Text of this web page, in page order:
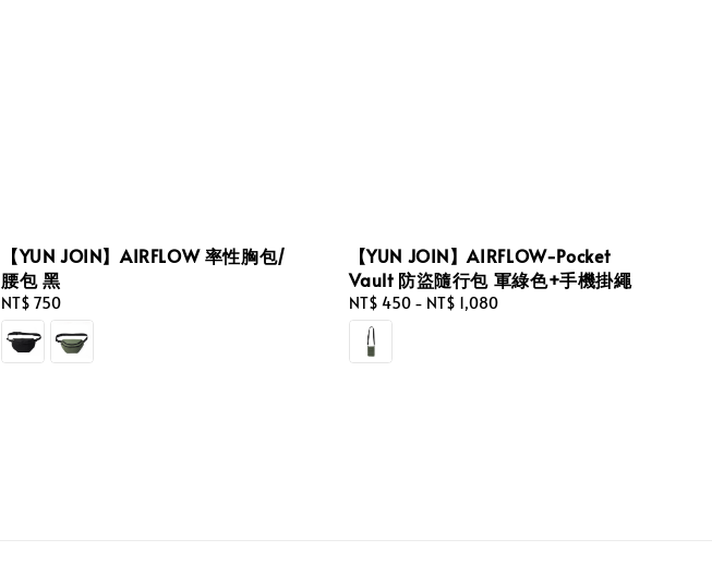
【YUN JOIN】AIRFLOW 率性胸包/
腰包 黑
Regular
price
NT$ 750
【YUN JOIN】AIRFLOW-Pocket
Vault 防盜隨行包 軍綠色+手機掛繩
Regular
price
NT$ 450- NT$ 1,080